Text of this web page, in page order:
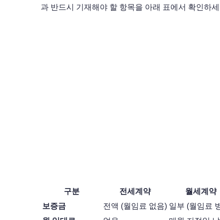
과 반드시 기재해야 할 항목을 아래 표에서 확인하
구분 전세계약
월세계약
보증금
전액 (월임료 없음) 일부 (월임료